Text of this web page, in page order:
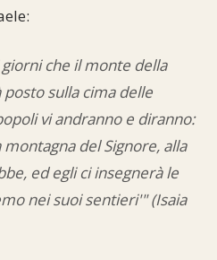
che il monte della
posto sulla cima delle
vi andranno e diranno:
del Signore, alla
ed egli ci insegnerà le
nei suoi sentieri'" (Isaia